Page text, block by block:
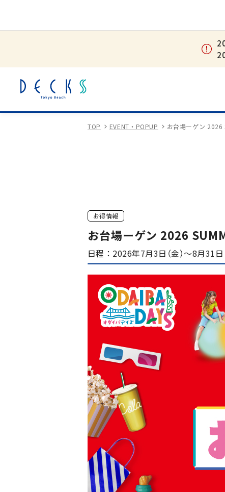
TOP EVENT・POPUP お台場ーゲン 2026
お得情報
お台場ーゲン 2026
日程 2026年7月3日（金）～8月31日